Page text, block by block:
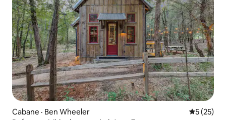
Cabane · Ben Wheeler Note
5 (25)